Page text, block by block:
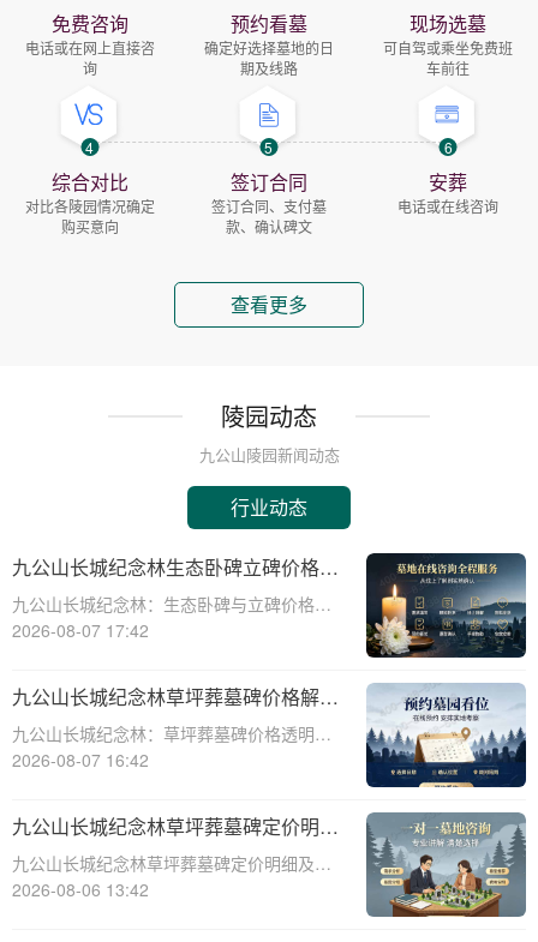
免费咨询
电话或在网上直接咨
询
预约看墓
确定好选择墓地的日
期及线路
现场选墓
可自驾或乘坐免费班
车前往
4
综合对比
对比各陵园情况确定
购买意向
5
签订合同
签订合同、支付墓
款、确认碑文
6
安葬
电话或在线咨询
查看更多
陵园动态
九公山陵园新闻动态
行业动态
九公山长城纪念林生态卧碑立碑价格表
详解及活动期赠安葬配套福利解析
九公山长城纪念林：生态卧碑与立碑价格及
活动期赠送配套服务全解析☎ 九公山陵园电
地，九公山长城纪念林凭借其得天独厚的地
理位置和优越的自然环境，成为众
2026-08-07 17:42
九公山长城纪念林草坪葬墓碑价格解析
及赠予绿植养护服务详解
九公山长城纪念林：草坪葬墓碑价格透明，
赠送绿植养护服务☎ 九公山陵园电话:400-
纪念林地之一，致力于为逝者提供环保、庄
重的安葬选择。草坪葬墓碑作为一种
2026-08-07 16:42
九公山长城纪念林草坪葬墓碑定价明细
活动赠绿植养护服务详解
九公山长城纪念林草坪葬墓碑定价明细及活
动赠绿植养护服务详解☎ 九公山陵园电
2026-08-06 13:42